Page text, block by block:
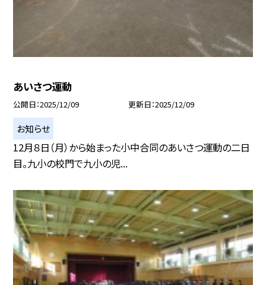
あいさつ運動
公開日 2025/12/09 更新日 2025/12/09
お知らせ
12月８日（月）から始まった小中合同のあいさつ運動の二日
目。九小の校門で九小の児...